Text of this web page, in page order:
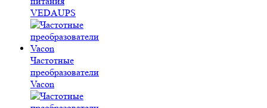
VEDAUPS
Частотные
преобразователи
Vacon